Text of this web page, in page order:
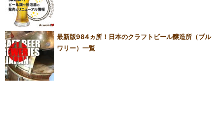
最新版984ヵ所！日本のクラフトビール醸造所（ブル
ワリー）一覧